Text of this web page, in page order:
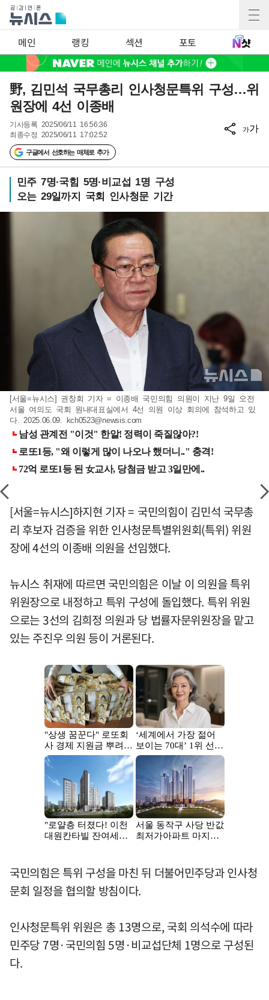
메인 랭킹 섹션 포토
野, 김민석 국무총리 인사청문특위 구성…위
원장에 4선 이종배
기사등록 2025/06/11 16:56:36
최종수정 2025/06/11 17:02:52
구글에서 선호하는 매체로 추가
가가
민주 7명·국힘 5명·비교섭 1명 구성
오는 29일까지 국회 인사청문 기간
[서울=뉴시스] 권창회 기자 = 이종배 국민의힘 의원이 지난 9일 오전
서울 여의도 국회 원내대표실에서 4선 의원 이상 회의에 참석하고 있
다. 2025.06.09.
kch0523@newsis.com
[서울=뉴시스]하지현 기자 = 국민의힘이 김민석 국무총
리 후보자 검증을 위한 인사청문특별위원회(특위) 위원
장에 4선의 이종배 의원을 선임했다.
뉴시스 취재에 따르면 국민의힘은 이날 이 의원을 특위
위원장으로 내정하고 특위 구성에 돌입했다. 특위 위원
으로는 3선의 김희정 의원과 당 법률자문위원장을 맡고
있는 주진우 의원 등이 거론된다.
국민의힘은 특위 구성을 마친 뒤 더불어민주당과 인사청
문회 일정을 협의할 방침이다.
인사청문특위 위원은 총 13명으로, 국회 의석수에 따라
민주당 7명·국민의힘 5명·비교섭단체 1명으로 구성된
다.